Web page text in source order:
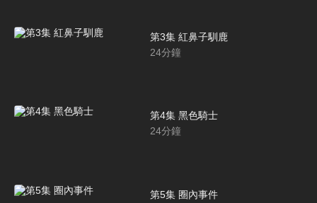
第3集 紅鼻子馴鹿
24分鐘
第4集 黑色騎士
24分鐘
第5集 圈內事件